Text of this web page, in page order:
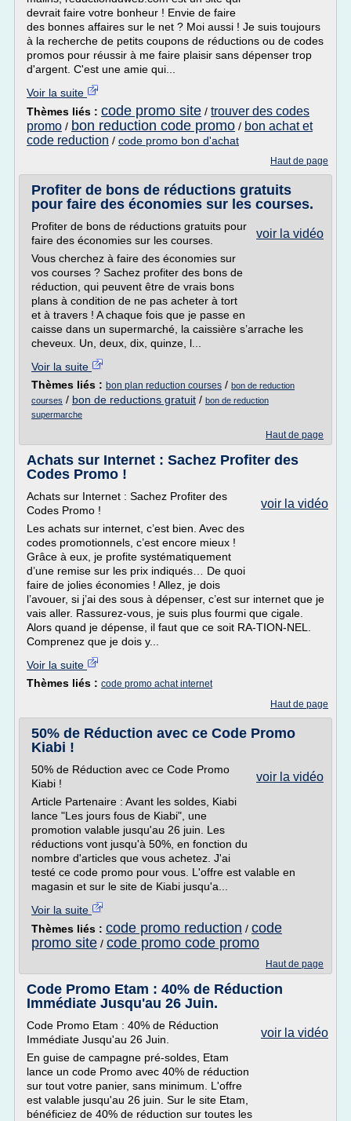
devrait faire votre bonheur ! Envie de faire
des bonnes affaires sur le net ? Moi aussi ! Je suis toujours
à la recherche de petits coupons de réductions ou de codes
promos pour réussir à me faire plaisir sans dépenser trop
d'argent. C'est une amie qui...
Voir la suite
Thèmes liés : code promo site / trouver des codes
promo / bon reduction code promo / bon achat et
code reduction / code promo bon d'achat
Haut de page
Profiter de bons de réductions gratuits
pour faire des économies sur les courses.
voir la vidéo
Profiter de bons de réductions gratuits pour
faire des économies sur les courses.
Vous cherchez à faire des économies sur
vos courses ? Sachez profiter des bons de
réduction, qui peuvent être de vrais bons
plans à condition de ne pas acheter à tort
et à travers ! A chaque fois que je passe en
caisse dans un supermarché, la caissière s’arrache les
cheveux. Un, deux, dix, quinze, l...
Voir la suite
Thèmes liés : bon plan reduction courses / bon de reduction
courses / bon de reductions gratuit / bon de reduction
supermarche
Haut de page
Achats sur Internet : Sachez Profiter des
Codes Promo !
voir la vidéo
Achats sur Internet : Sachez Profiter des
Codes Promo !
Les achats sur internet, c’est bien. Avec des
codes promotionnels, c’est encore mieux !
Grâce à eux, je profite systématiquement
d’une remise sur les prix indiqués… De quoi
faire de jolies économies ! Allez, je dois
l’avouer, si j’ai des sous à dépenser, c’est sur internet que je
vais aller. Rassurez-vous, je suis plus fourmi que cigale.
Alors quand je dépense, il faut que ce soit RA-TION-NEL.
Comprenez que je dois y...
Voir la suite
Thèmes liés : code promo achat internet
Haut de page
50% de Réduction avec ce Code Promo
Kiabi !
voir la vidéo
50% de Réduction avec ce Code Promo
Kiabi !
Article Partenaire : Avant les soldes, Kiabi
lance "Les jours fous de Kiabi", une
promotion valable jusqu'au 26 juin. Les
réductions vont jusqu'à 50%, en fonction du
nombre d'articles que vous achetez. J'ai
testé ce code promo pour vous. L'offre est valable en
magasin et sur le site de Kiabi jusqu'a...
Voir la suite
Thèmes liés : code promo reduction / code
promo site / code promo code promo
Haut de page
Code Promo Etam : 40% de Réduction
Immédiate Jusqu'au 26 Juin.
voir la vidéo
Code Promo Etam : 40% de Réduction
Immédiate Jusqu'au 26 Juin.
En guise de campagne pré-soldes, Etam
lance un code Promo avec 40% de réduction
sur tout votre panier, sans minimum. L'offre
est valable jusqu'au 26 juin. Sur le site Etam,
bénéficiez de 40% de réduction sur toutes les